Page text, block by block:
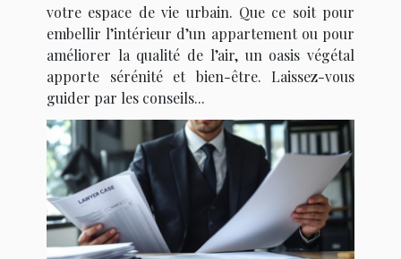
votre espace de vie urbain. Que ce soit pour
embellir l’intérieur d’un appartement ou pour
améliorer la qualité de l’air, un oasis végétal
apporte sérénité et bien-être. Laissez-vous
guider par les conseils...